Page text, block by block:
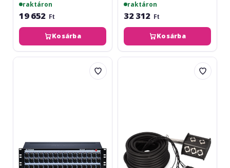
raktáron
19 652 Ft
Kosárba
raktáron
32 312 Ft
Kosárba
Presonus
Adam